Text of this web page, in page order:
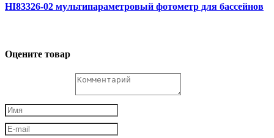
HI83326-02 мультипараметровый фотометр для бассейнов
Оцените товар